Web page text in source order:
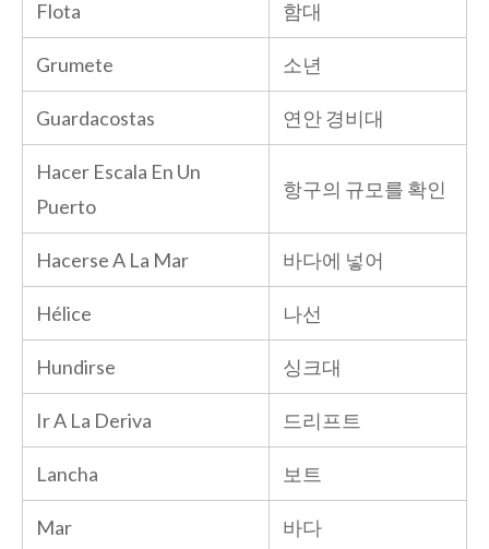
Flota 함대
Grumete 소년
Guardacostas 연안 경비대
Hacer Escala En Un
Puerto
항구의 규모를 확인
Hacerse A La Mar 바다에 넣어
Hélice 나선
Hundirse 싱크대
Ir A La Deriva 드리프트
Lancha 보트
Mar 바다